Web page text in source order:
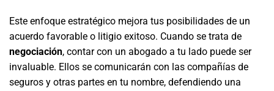
Este enfoque estratégico mejora tus posibilidades de un
acuerdo favorable o litigio exitoso. Cuando se trata de
negociación, contar con un abogado a tu lado puede ser
invaluable. Ellos se comunicarán con las compañías de
seguros y otras partes en tu nombre, defendiendo una